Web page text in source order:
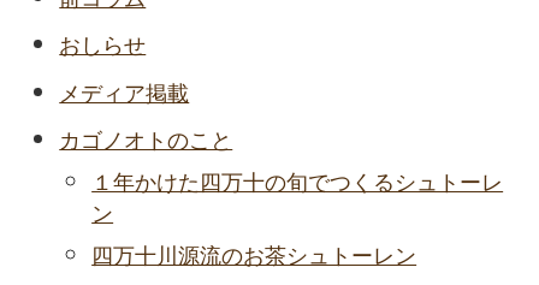
おしらせ
メディア掲載
カゴノオトのこと
１年かけた四万十の旬でつくるシュトーレ
ン
四万十川源流のお茶シュトーレン